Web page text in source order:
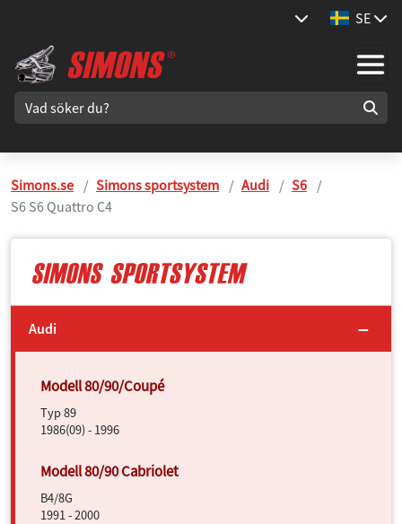
SE
Simons.se Simons sportsystem Audi
S6
S6 S6 Quattro C4
Audi
Typ 89
1986(09) - 1996
B4/8G
1991 - 2000